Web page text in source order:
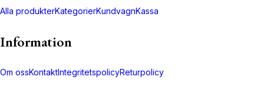
Alla produkterKategorierKundvagnKassa
Information
Om ossKontaktIntegritetspolicyReturpolicy